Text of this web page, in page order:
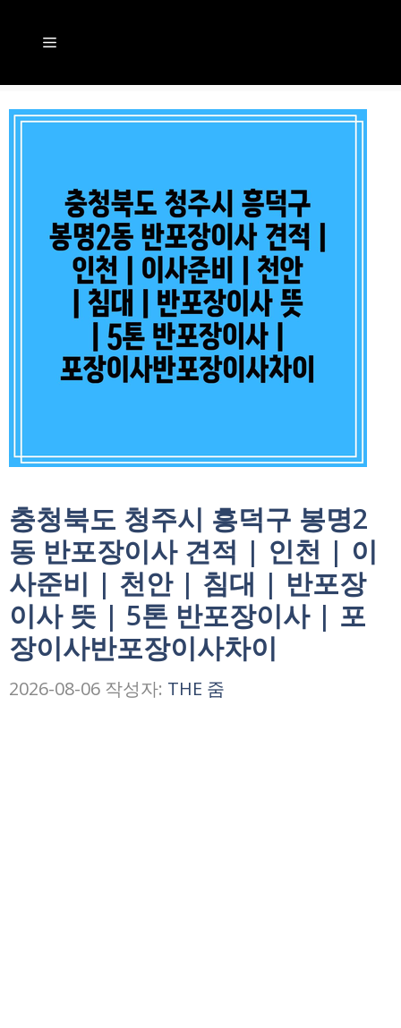
로
메
뉴
충청북도 청주시 흥덕구 봉명2
동 반포장이사 견적 | 인천 | 이
사준비 | 천안 | 침대 | 반포장
이사 뜻 | 5톤 반포장이사 | 포
장이사반포장이사차이
2026-08-06 작성자: THE 줌